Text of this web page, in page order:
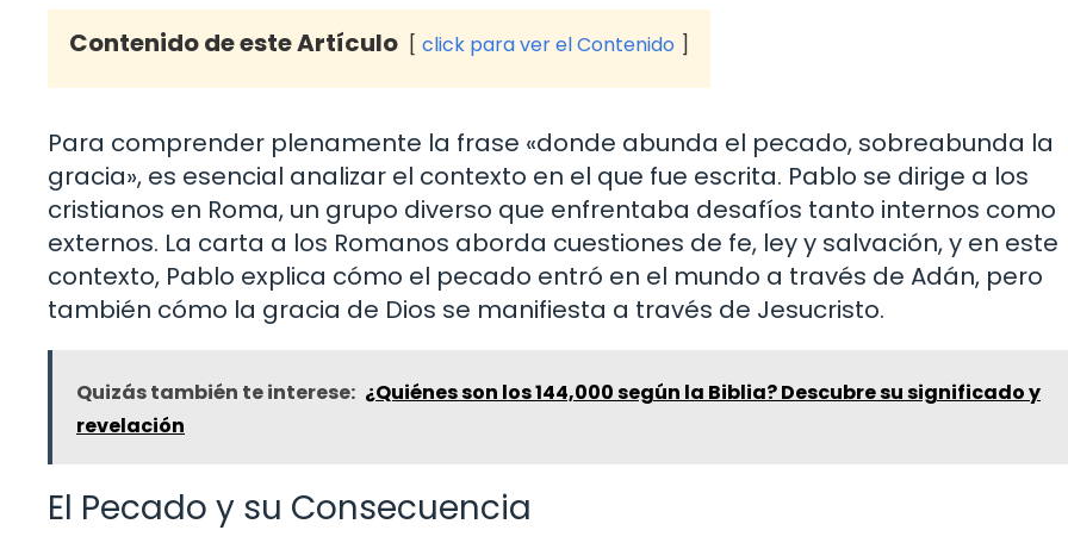
Contenido de este Artículo click para ver el Contenido
Para comprender plenamente la frase «donde abunda el pecado, sobreabunda la
gracia», es esencial analizar el contexto en el que fue escrita. Pablo se dirige a los
cristianos en Roma, un grupo diverso que enfrentaba desafíos tanto internos como
externos. La carta a los Romanos aborda cuestiones de fe, ley y salvación, y en este
contexto, Pablo explica cómo el pecado entró en el mundo a través de Adán, pero
también cómo la gracia de Dios se manifiesta a través de Jesucristo.
Quizás también te interese: ¿Quiénes son los 144,000 según la Biblia? Descubre su significado y
revelación
El Pecado y su Consecuencia